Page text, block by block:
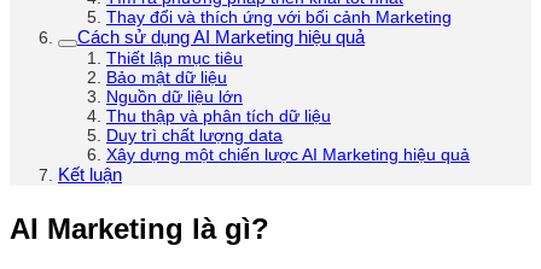
Thay đổi và thích ứng với bối cảnh Marketing
Cách sử dụng AI Marketing hiệu quả
Thiết lập mục tiêu
Bảo mật dữ liệu
Nguồn dữ liệu lớn
Thu thập và phân tích dữ liệu
Duy trì chất lượng data
Xây dựng một chiến lược AI Marketing hiệu quả
Kết luận
AI Marketing là gì?